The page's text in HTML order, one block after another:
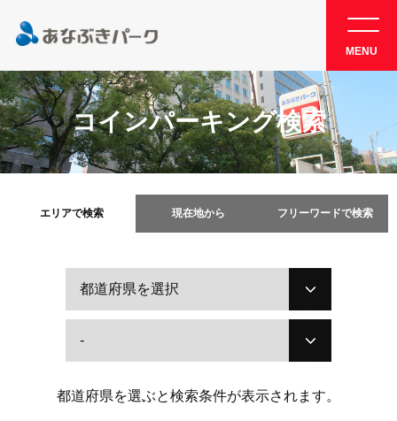
MENU
コインパーキング検索
エリアで検索 現在地から フリーワードで検索
都道府県を選ぶと検索条件が表示されます。